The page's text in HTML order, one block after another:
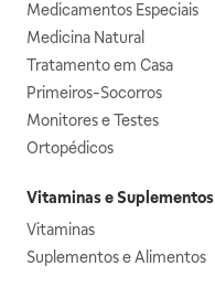
Medicamentos Especiais
Medicina Natural
Tratamento em Casa
Primeiros-Socorros
Monitores e Testes
Ortopédicos
Vitaminas e Suplementos
Vitaminas
Suplementos e Alimentos